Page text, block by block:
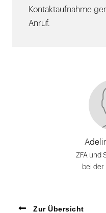
Kontaktaufnahme
Anruf.
ZFA und
bei der
Zur Übersicht